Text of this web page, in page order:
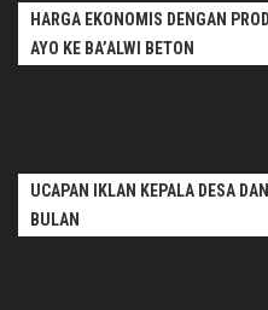
HARGA EKONOMIS DENGAN
AYO KE BA’ALWI BETON
UCAPAN IKLAN KEPALA DESA
BULAN